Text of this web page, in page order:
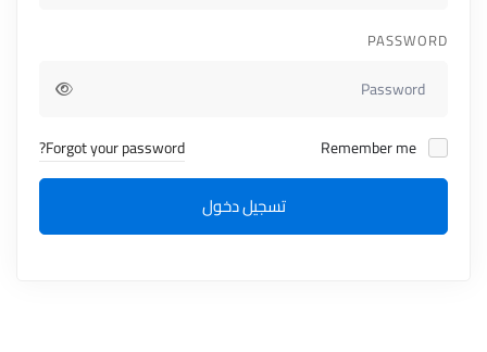
PASSWORD
Forgot your password?
تسجيل دخول